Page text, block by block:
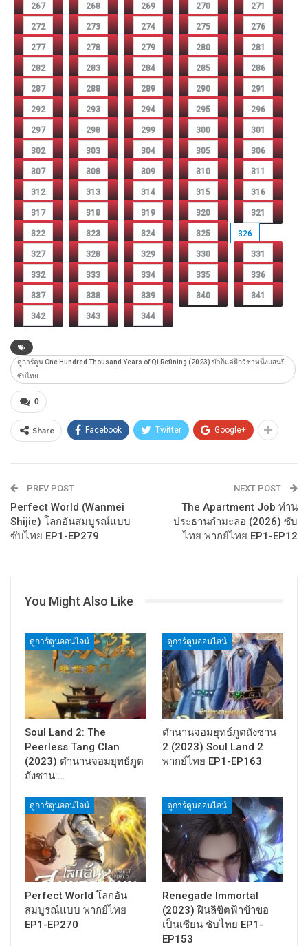
267 268 269 270 271
272 273 274 275 276
277 278 279 280 281
282 283 284 285 286
287 288 289 290 291
292 293 294 295 296
297 298 299 300 301
302 303 304 305 306
307 308 309 310 311
312 313 314 315 316
317 318 319 320 321
322 323 324 325 326
327 328 329 330 331
332 333 334 335 336
337 338 339 340 341
342 343 344
ดูการ์ตูน One Hundred Thousand Years of Qi Refining (2023) ข้าก็แค่ฝึกวิชาหนึ่งแสนปี
ซับไทย
0
Share Facebook Twitter Google+
PREV POST
Perfect World (Wanmei
Shijie) โลกอันสมบูรณ์แบบ
ซับไทย EP1-EP279
NEXT POST
The Apartment Job ท่าน
ประธานกำมะลอ (2026) ซับ
ไทย พากย์ไทย EP1-EP12
You Might Also Like
ดูการ์ตูนออนไลน์
Soul Land 2: The
Peerless Tang Clan
(2023) ตำนานจอมยุทธ์ภูต
ถังซาน:…
ดูการ์ตูนออนไลน์
ตำนานจอมยุทธ์ภูตถังซาน
2 (2023) Soul Land 2
พากย์ไทย EP1-EP163
ดูการ์ตูนออนไลน์
Perfect World โลกอัน
สมบูรณ์แบบ พากย์ไทย
EP1-EP270
ดูการ์ตูนออนไลน์
Renegade Immortal
(2023) ฝืนลิขิตฟ้าข้าขอ
เป็นเซียน ซับไทย EP1-
EP153